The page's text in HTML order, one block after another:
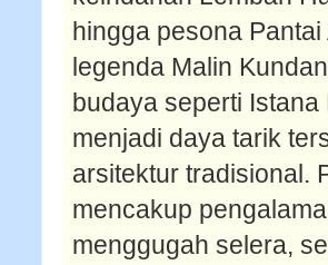
hingga pesona
legenda Malin
budaya seperti
menjadi daya tarik
arsitektur tradisional.
mencakup
menggugah selera,